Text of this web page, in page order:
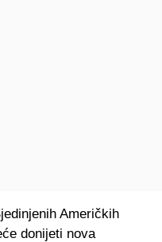
Američkih
donijeti nova